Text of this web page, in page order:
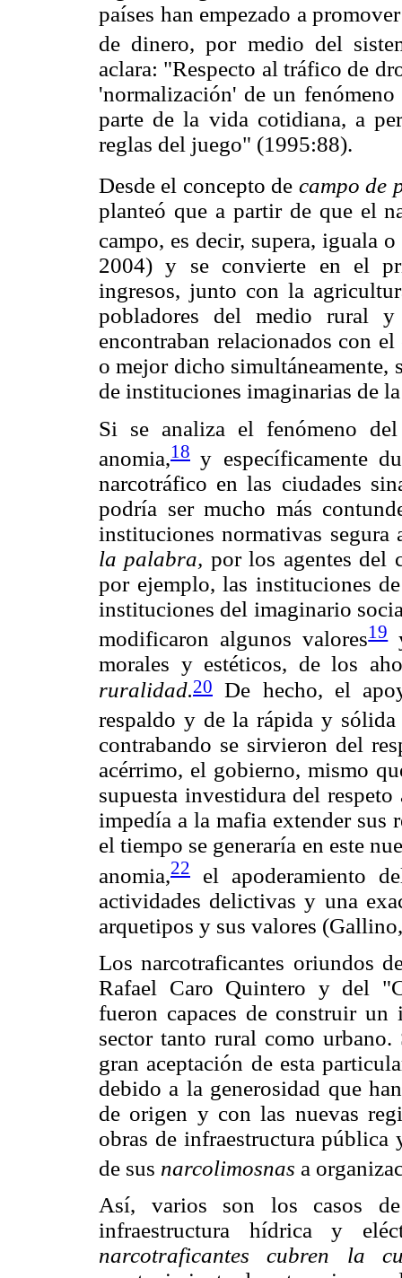
países han empezado a
de dinero, por medio del
aclara: "Respecto al tráfico de
'normalización' de un
parte de la vida cotidiana, a
reglas del juego" (1995:88).
Desde el concepto de campo de
planteó que a partir de que el
campo, es decir, supera, iguala
2004) y se convierte en el
ingresos, junto con la
pobladores del medio rural
encontraban relacionados con
o mejor dicho simultáneamente,
de instituciones imaginarias de
Si se analiza el fenómeno
anomia,18 y específicamente
narcotráfico en las ciudades
podría ser mucho más
instituciones normativas
la palabra, por los agentes del
por ejemplo, las instituciones
instituciones del imaginario
modificaron algunos valores19
morales y estéticos, de los
ruralidad.20
De hecho, el
respaldo y de la rápida y
contrabando se sirvieron del
acérrimo, el gobierno, mismo
supuesta investidura del
impedía a la mafia extender sus
el tiempo se generaría en este
anomia,22
el apoderamiento
actividades delictivas y una
arquetipos y sus valores
Los narcotraficantes oriundos
Rafael Caro Quintero y del
fueron capaces de construir
sector tanto rural como
gran aceptación de esta
debido a la generosidad que
de origen y con las nuevas
obras de infraestructura pública
de sus narcolimosnas a
Así, varios son los casos
infraestructura hídrica y
narcotraficantes cubren la